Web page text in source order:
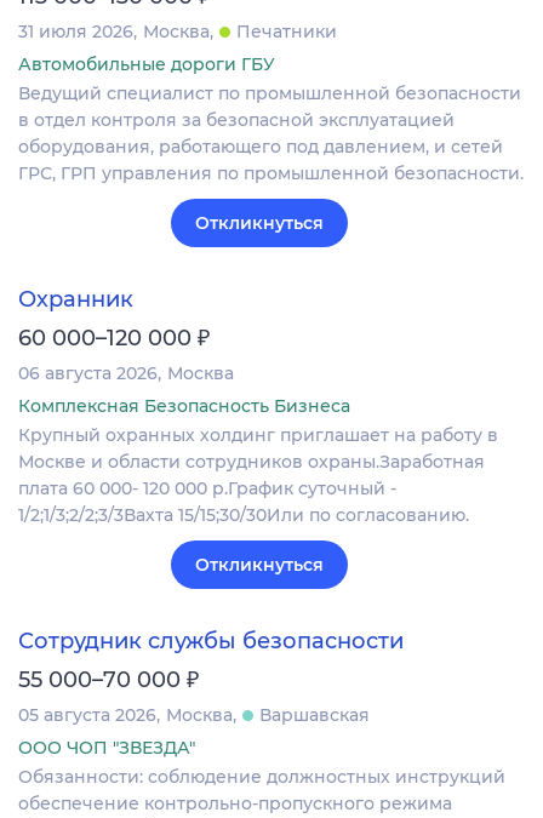
31 июля 2026 Москва
Печатники
Автомобильные дороги ГБУ
Ведущий специалист по промышленной безопасности
в отдел контроля за безопасной эксплуатацией
оборудования, работающего под давлением, и сетей
ГРС, ГРП управления по промышленной безопасности.
Откликнуться
Охранник
60 000–120 000 ₽
06 августа 2026 Москва
Комплексная Безопасность Бизнеса
Крупный охранных холдинг приглашает на работу в
Москве и области сотрудников охраны.Заработная
плата 60 000- 120 000 р.График суточный -
1/2;1/3;2/2;3/3Вахта 15/15;30/30Или по согласованию.
Откликнуться
Сотрудник службы безопасности
55 000–70 000 ₽
05 августа 2026 Москва
Варшавская
ООО ЧОП "ЗВЕЗДА"
Обязанности: соблюдение должностных инструкций
обеспечение контрольно-пропускного режима